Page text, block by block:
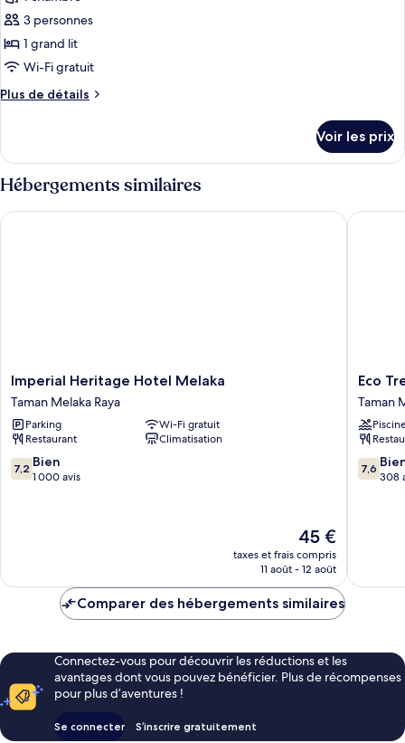
3 personnes
1 grand lit
Wi-Fi gratuit
Plus de détails
Plus
le
type
de
chambre
Chambre
Voir les prix
Hébergements similaires
Imperial
Heritage
Hotel
Melaka
Taman
Melaka
Raya
Imperial Heritage Hotel Melaka
Taman Melaka Raya
Parking
Wi-Fi gratuit
Restaurant
Climatisation
7.2
sur
7,2 Bien
1 000 avis
Le
nouveau
prix
de
45 €
taxes et frais compris
11 août - 12 août
Imperial Heritage Hotel Melaka
Eco
Tree
Hotel
Taman
Melaka
Raya
Eco
Taman
7.6
sur
7,6
308
Eco
Comparer des hébergements similaires
Connectez-vous pour découvrir les réductions et les
avantages dont vous pouvez bénéficier. Plus de récompenses
pour plus d’aventures !
Se connecter S’inscrire gratuitement